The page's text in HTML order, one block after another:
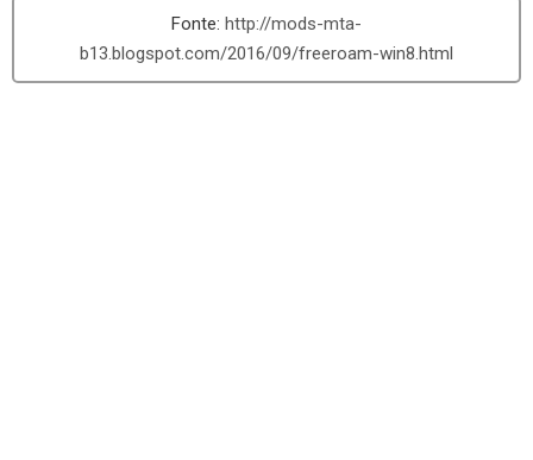
http://mods-mta-
b13.blogspot.com/2016/09/freeroam-win8.html